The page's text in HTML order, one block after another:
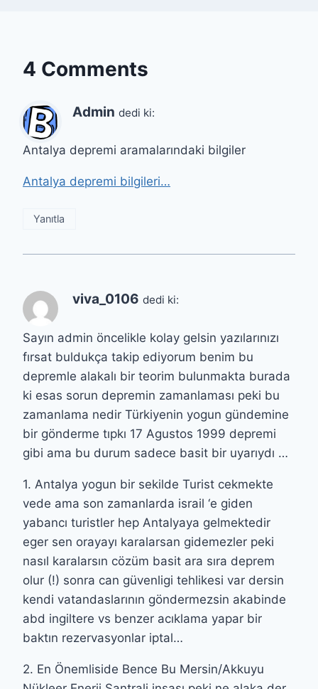
4 Comments
Admin dedi ki:
Antalya depremi aramalarındaki bilgiler
Antalya depremi bilgileri…
Yanıtla
viva_0106 dedi ki:
Sayın admin öncelikle kolay gelsin yazılarınızı
fırsat buldukça takip ediyorum benim bu
depremle alakalı bir teorim bulunmakta burada
ki esas sorun depremin zamanlaması peki bu
zamanlama nedir Türkiyenin yogun gündemine
bir gönderme tıpkı 17 Agustos 1999 depremi
gibi ama bu durum sadece basit bir uyarıydı …
1. Antalya yogun bir sekilde Turist cekmekte
vede ama son zamanlarda israil ‘e giden
yabancı turistler hep Antalyaya gelmektedir
eger sen orayayı karalarsan gidemezler peki
nasıl karalarsın cözüm basit ara sıra deprem
olur (!) sonra can güvenligi tehlikesi var dersin
kendi vatandaslarının göndermezsin akabinde
abd ingiltere vs benzer acıklama yapar bir
baktın rezervasyonlar iptal…
2. En Önemliside Bence Bu Mersin/Akkuyu